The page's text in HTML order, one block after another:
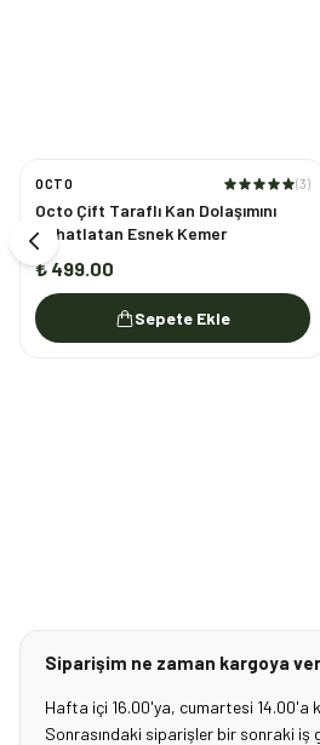
OCTO (3)
Octo Çift Taraflı Kan Dolaşımını
Rahatlatan Esnek Kemer
₺ 499.00
Sepete Ekle
Siparişim ne zaman kargoya
Hafta içi 16.00'ya, cumartesi 14.00'a
Sonrasındaki siparişler bir sonraki iş